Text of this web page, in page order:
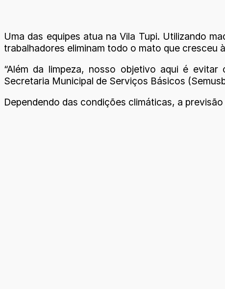
Uma das equipes atua na Vila Tupi. Utilizando
trabalhadores eliminam todo o mato que cresceu
“Além da limpeza, nosso objetivo aqui é
Secretaria Municipal de Serviços Básicos
Dependendo das condições climáticas, a